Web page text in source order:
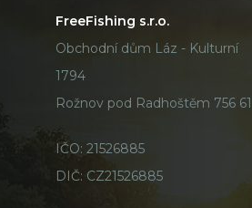
FreeFishing s.r.o.
Obchodní dům Láz - Kulturní
1794
Rožnov pod Radhoštěm 756 61
IČO: 21526885
DIČ: CZ21526885